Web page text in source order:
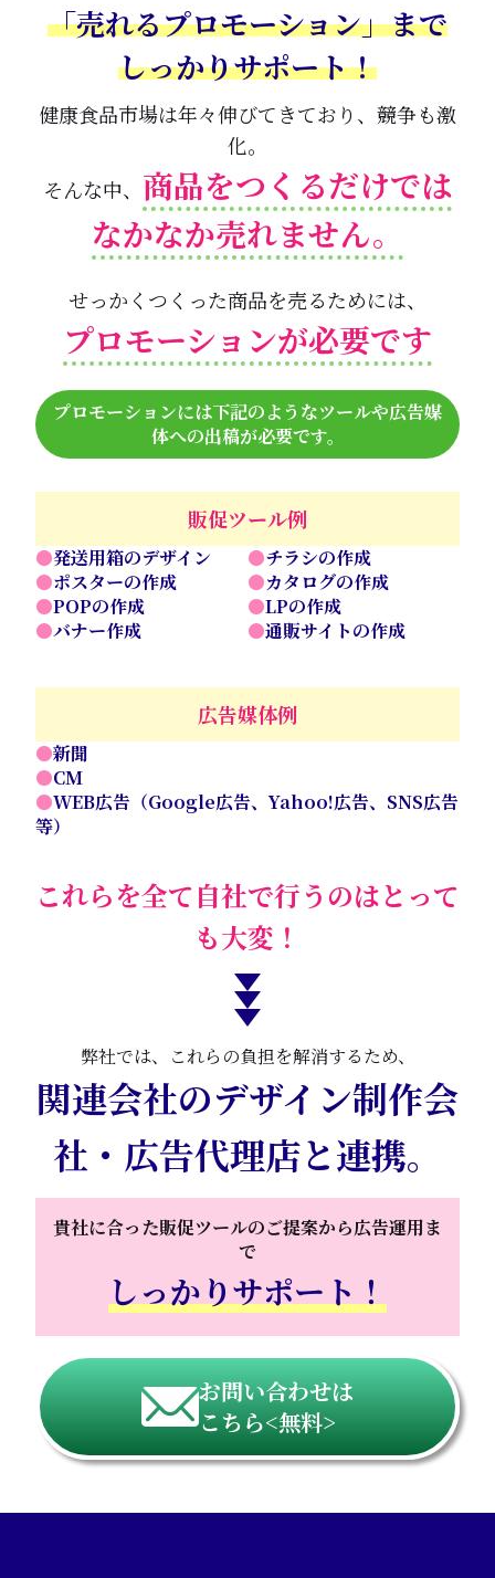
「売れるプロモーション」まで
しっかりサポート！
健康食品市場は年々伸びてきており、 競争も激
化。
そんな中、 商品をつくるだけでは
なかなか売れません。
せっかくつくった商品を売るためには、
プロモーションが必要です
プロモーションには下記のようなツールや広告媒
体への出稿が必要です。
販促ツール例
●発送用箱のデザイン
●チラシの作成
●ポスターの作成
●カタログの作成
●POPの作成
●LPの作成
●バナー作成
●通販サイトの作成
広告媒体例
●新聞
●CM
●WEB広告（Google広告、Yahoo!広告、SNS広告
等）
これらを全て自社で行うのはとって
も大変！
弊社では、これらの負担を解消するため、
関連会社のデザイン制作会
社・広告代理店と連携。
貴社に合った販促ツールのご提案から広告運用ま
で
しっかりサポート！
お問い合わせは
こちら<無料>